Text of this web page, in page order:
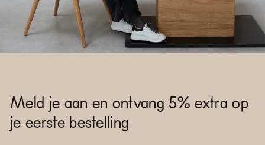
Meld je aan en ontvang 5% extra op
je eerste bestelling